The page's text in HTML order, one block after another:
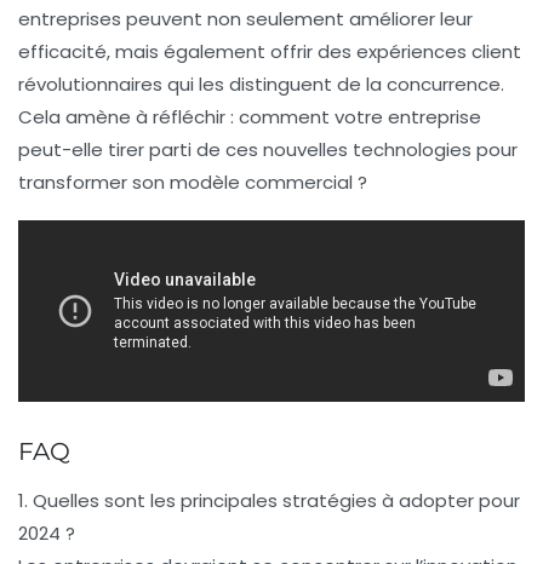
entreprises peuvent non seulement améliorer leur
efficacité, mais également offrir des expériences client
révolutionnaires qui les distinguent de la concurrence.
Cela amène à réfléchir : comment votre entreprise
peut-elle tirer parti de ces nouvelles technologies pour
transformer son modèle commercial ?
FAQ
1. Quelles sont les principales stratégies à adopter pour
2024 ?